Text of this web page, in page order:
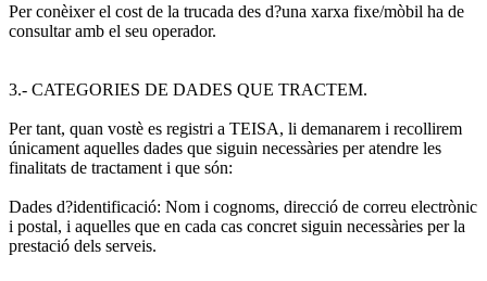
Per conèixer el cost de la trucada des d?una xarxa fixe/mòbil ha de
consultar amb el seu operador.
3.- CATEGORIES DE DADES QUE TRACTEM.
Per tant, quan vostè es registri a TEISA, li demanarem i recollirem
únicament aquelles dades que siguin necessàries per atendre les
finalitats de tractament i que són:
Dades d?identificació: Nom i cognoms, direcció de correu electrònic
i postal, i aquelles que en cada cas concret siguin necessàries per la
prestació dels serveis.